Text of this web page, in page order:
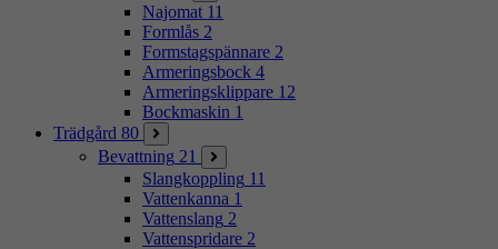
Najomat 11
Formlås 2
Formstagspännare 2
Armeringsbock 4
Armeringsklippare 12
Bockmaskin 1
Trädgård 80
Bevattning 21
Slangkoppling 11
Vattenkanna 1
Vattenslang 2
Vattenspridare 2